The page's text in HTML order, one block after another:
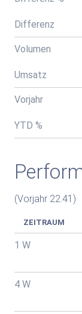
Differenz
Volumen
Umsatz
Vorjahr
YTD %
(Vorjahr 22.41)
ZEITRAUM
1 W
4 W